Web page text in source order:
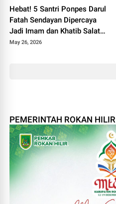
Hebat! 5 Santri Ponpes Darul
Fatah Sendayan Dipercaya
Jadi Imam dan Khatib Salat
Idul Adha 1447 H
May 26, 2026
PEMERINTAH ROKAN HILIR